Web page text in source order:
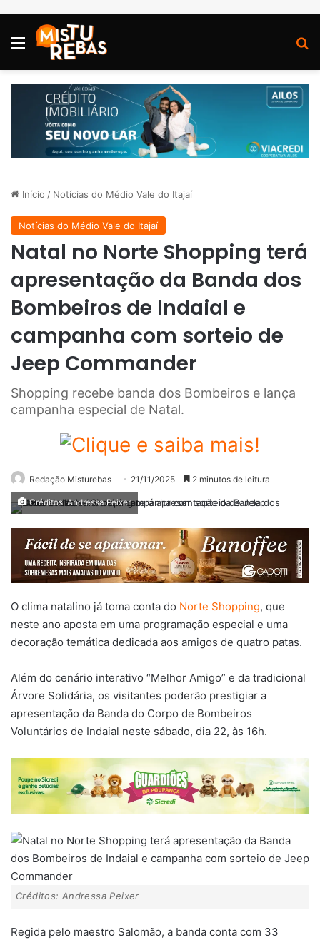
Menu
Início / Notícias do Médio Vale do Itajaí
Notícias do Médio Vale do Itajaí
Natal no Norte Shopping terá
apresentação da Banda dos
Bombeiros de Indaial e
campanha com sorteio de
Jeep Commander
Shopping recebe banda dos Bombeiros e lança
campanha especial de Natal.
Redação Misturebas 21/11/2025 2 minutos de leitura
Créditos: Andressa Peixer
O clima natalino já toma conta do Norte Shopping, que
neste ano aposta em uma programação especial e uma
decoração temática dedicada aos amigos de quatro patas.
Além do cenário interativo “Melhor Amigo” e da tradicional
Árvore Solidária, os visitantes poderão prestigiar a
apresentação da Banda do Corpo de Bombeiros
Voluntários de Indaial neste sábado, dia 22, às 16h.
Créditos: Andressa Peixer
Regida pelo maestro Salomão, a banda conta com 33